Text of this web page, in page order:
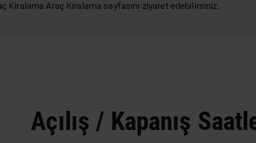
Kiralama Araç Kiralama sayfasını ziyaret edebilirsiniz.
Açılış / Kapanış